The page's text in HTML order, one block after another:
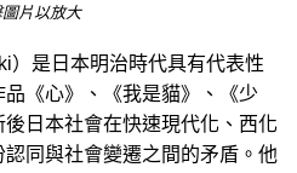
片以放大
）是日本明治時代具有代表性
《心》、《我是貓》、《少
日本社會在快速現代化、西化
同與社會變遷之間的矛盾。他